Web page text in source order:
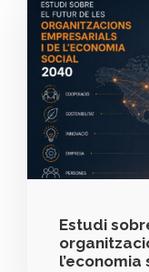
Estudi